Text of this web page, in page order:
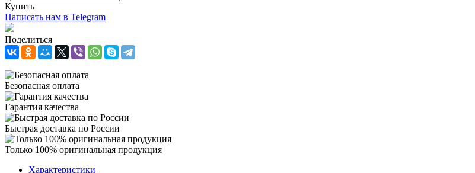
Купить
Написать нам в Telegram
Поделиться
Безопасная оплата
Гарантия качества
Быстрая доставка по России
Только 100% оригинальная продукция
Характеристики